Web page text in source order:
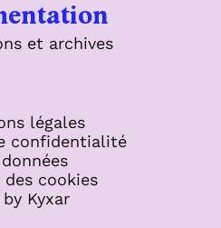
et archives
légales
confidentialité
des cookies
Kyxar